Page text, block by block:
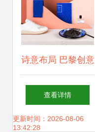
诗意布局 巴黎创意
工作室平面设计作
品展
查看详情
更新时间：2026-08-06
13:42:28